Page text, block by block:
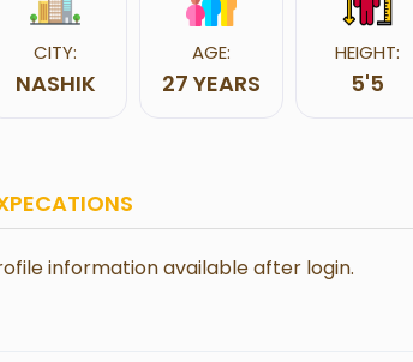
CITY:
NASHIK
AGE:
27 YEARS
HEIGHT:
5'5
information available after login.